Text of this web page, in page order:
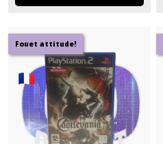
Fouet attitude!